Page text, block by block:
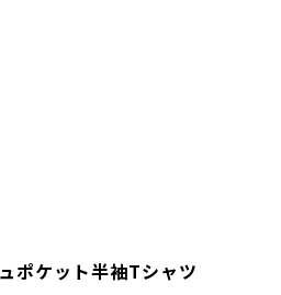
ポケット半袖Tシャツ